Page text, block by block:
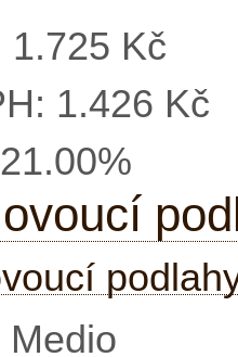
1.725 Kč
1.426 Kč
21.00%
Medio